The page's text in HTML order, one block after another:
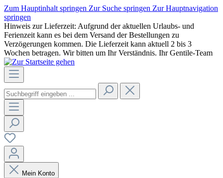
Zum Hauptinhalt springen Zur Suche springen Zur Hauptnavigation
springen
Hinweis zur Lieferzeit: Aufgrund der aktuellen Urlaubs- und
Ferienzeit kann es bei dem Versand der Bestellungen zu
Verzögerungen kommen. Die Lieferzeit kann aktuell 2 bis 3
Wochen betragen. Wir bitten um Ihr Verständnis. Ihr Gentile-Team
Mein Konto